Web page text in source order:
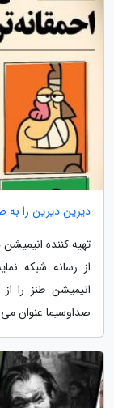
دیرین دیرین را به
تهیه کننده
از رسانه شبکه
انیمیشن طنز را
صداوسیما عنوان